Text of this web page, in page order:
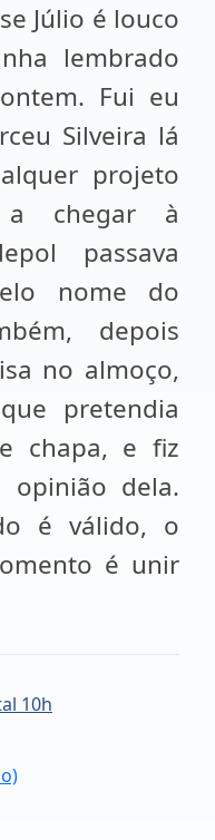
Júlio é louco
lembrado
Fui eu
Silveira lá
projeto
chegar à
passava
nome do
depois
no almoço,
pretendia
chapa, e fiz
dela.
é válido, o
é unir
10h